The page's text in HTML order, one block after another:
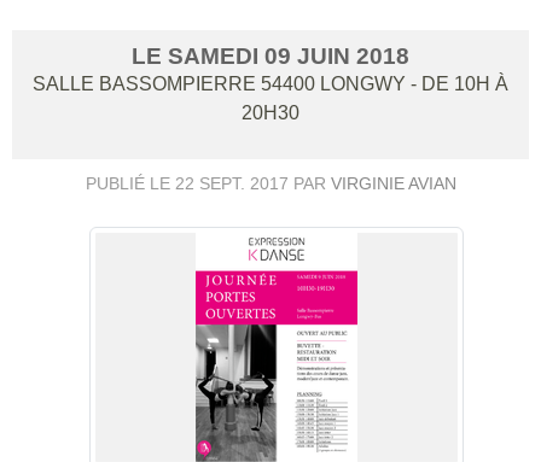
LE SAMEDI 09 JUIN 2018
SALLE BASSOMPIERRE 54400 LONGWY - DE 10H À
20H30
PUBLIÉ LE 22 SEPT. 2017 PAR VIRGINIE AVIAN